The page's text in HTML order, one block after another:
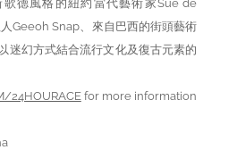
德風格的紐約當代藝術家Sue de
Geeoh Snap、來自巴西的街頭藝術
迷幻方式結合流行文化及復古元素的
24HOURACEfor more information